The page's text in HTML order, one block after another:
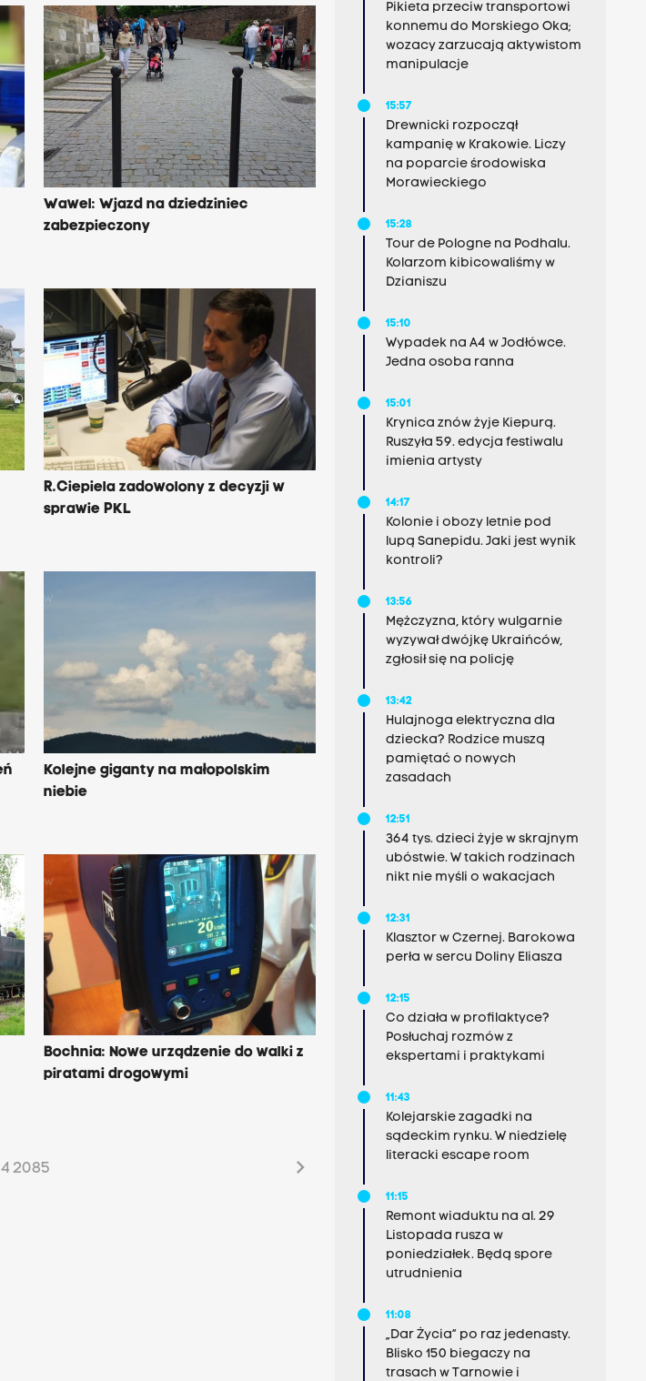
Wawel: Wjazd na dziedziniec
zabezpieczony
R.Ciepiela zadowolony z decyzji w
sprawie PKL
Kolejne giganty na małopolskim
niebie
Bochnia: Nowe urządzenie do walki z
piratami drogowymi
2085 chevron_right
Pikieta przeciw transportowi
konnemu do Morskiego Oka;
wozacy zarzucają aktywistom
manipulacje
15:57
Drewnicki rozpoczął
kampanię w Krakowie. Liczy
na poparcie środowiska
Morawieckiego
15:28
Tour de Pologne na Podhalu.
Kolarzom kibicowaliśmy w
Dzianiszu
15:10
Wypadek na A4 w Jodłówce.
Jedna osoba ranna
15:01
Krynica znów żyje Kiepurą.
Ruszyła 59. edycja festiwalu
imienia artysty
14:17
Kolonie i obozy letnie pod
lupą Sanepidu. Jaki jest wynik
kontroli?
13:56
Mężczyzna, który wulgarnie
wyzywał dwójkę Ukraińców,
zgłosił się na policję
13:42
Hulajnoga elektryczna dla
dziecka? Rodzice muszą
pamiętać o nowych
zasadach
12:51
364 tys. dzieci żyje w skrajnym
ubóstwie. W takich rodzinach
nikt nie myśli o wakacjach
12:31
Klasztor w Czernej. Barokowa
perła w sercu Doliny Eliasza
12:15
Co działa w profilaktyce?
Posłuchaj rozmów z
ekspertami i praktykami
11:43
Kolejarskie zagadki na
sądeckim rynku. W niedzielę
literacki escape room
11:15
Remont wiaduktu na al. 29
Listopada rusza w
poniedziałek. Będą spore
utrudnienia
11:08
„Dar Życia” po raz jedenasty.
Blisko 150 biegaczy na
trasach w Tarnowie i